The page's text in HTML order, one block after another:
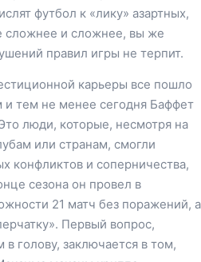
футбол к «лику» азартных,
сложнее и сложнее, вы же
правил игры не терпит.
карьеры все пошло
тем не менее сегодня Баффет
люди, которые, несмотря на
или странам, смогли
конфликтов и соперничества,
сезона он провел в
21 матч без поражений, а
Первый вопрос,
голову, заключается в том,